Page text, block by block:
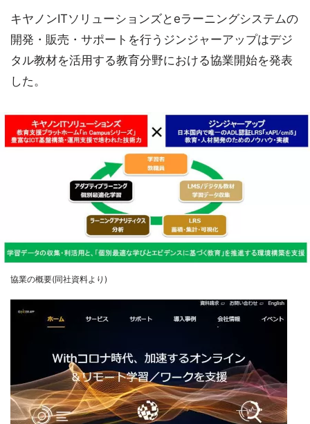
キヤノンITソリューションズとeラーニングシステムの
開発・販売・サポートを行うジンジャーアップはデジ
タル教材を活用する教育分野における協業開始を発表
した。
協業の概要(同社資料より)